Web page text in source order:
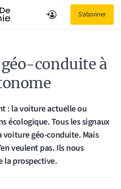
S'abonner
conduite à
: la voiture actuelle ou
écologique. Tous les signaux
géo-conduite. Mais
veulent pas. Ils nous
la prospective.